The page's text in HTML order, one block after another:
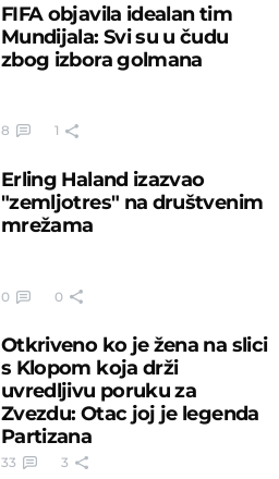
FIFA objavila idealan tim
Mundijala: Svi su u čudu
zbog izbora golmana
8 1
Erling Haland izazvao
"zemljotres" na društvenim
mrežama
0 0
Otkriveno ko je žena na slici
s Klopom koja drži
uvredljivu poruku za
Zvezdu: Otac joj je legenda
Partizana
33 3